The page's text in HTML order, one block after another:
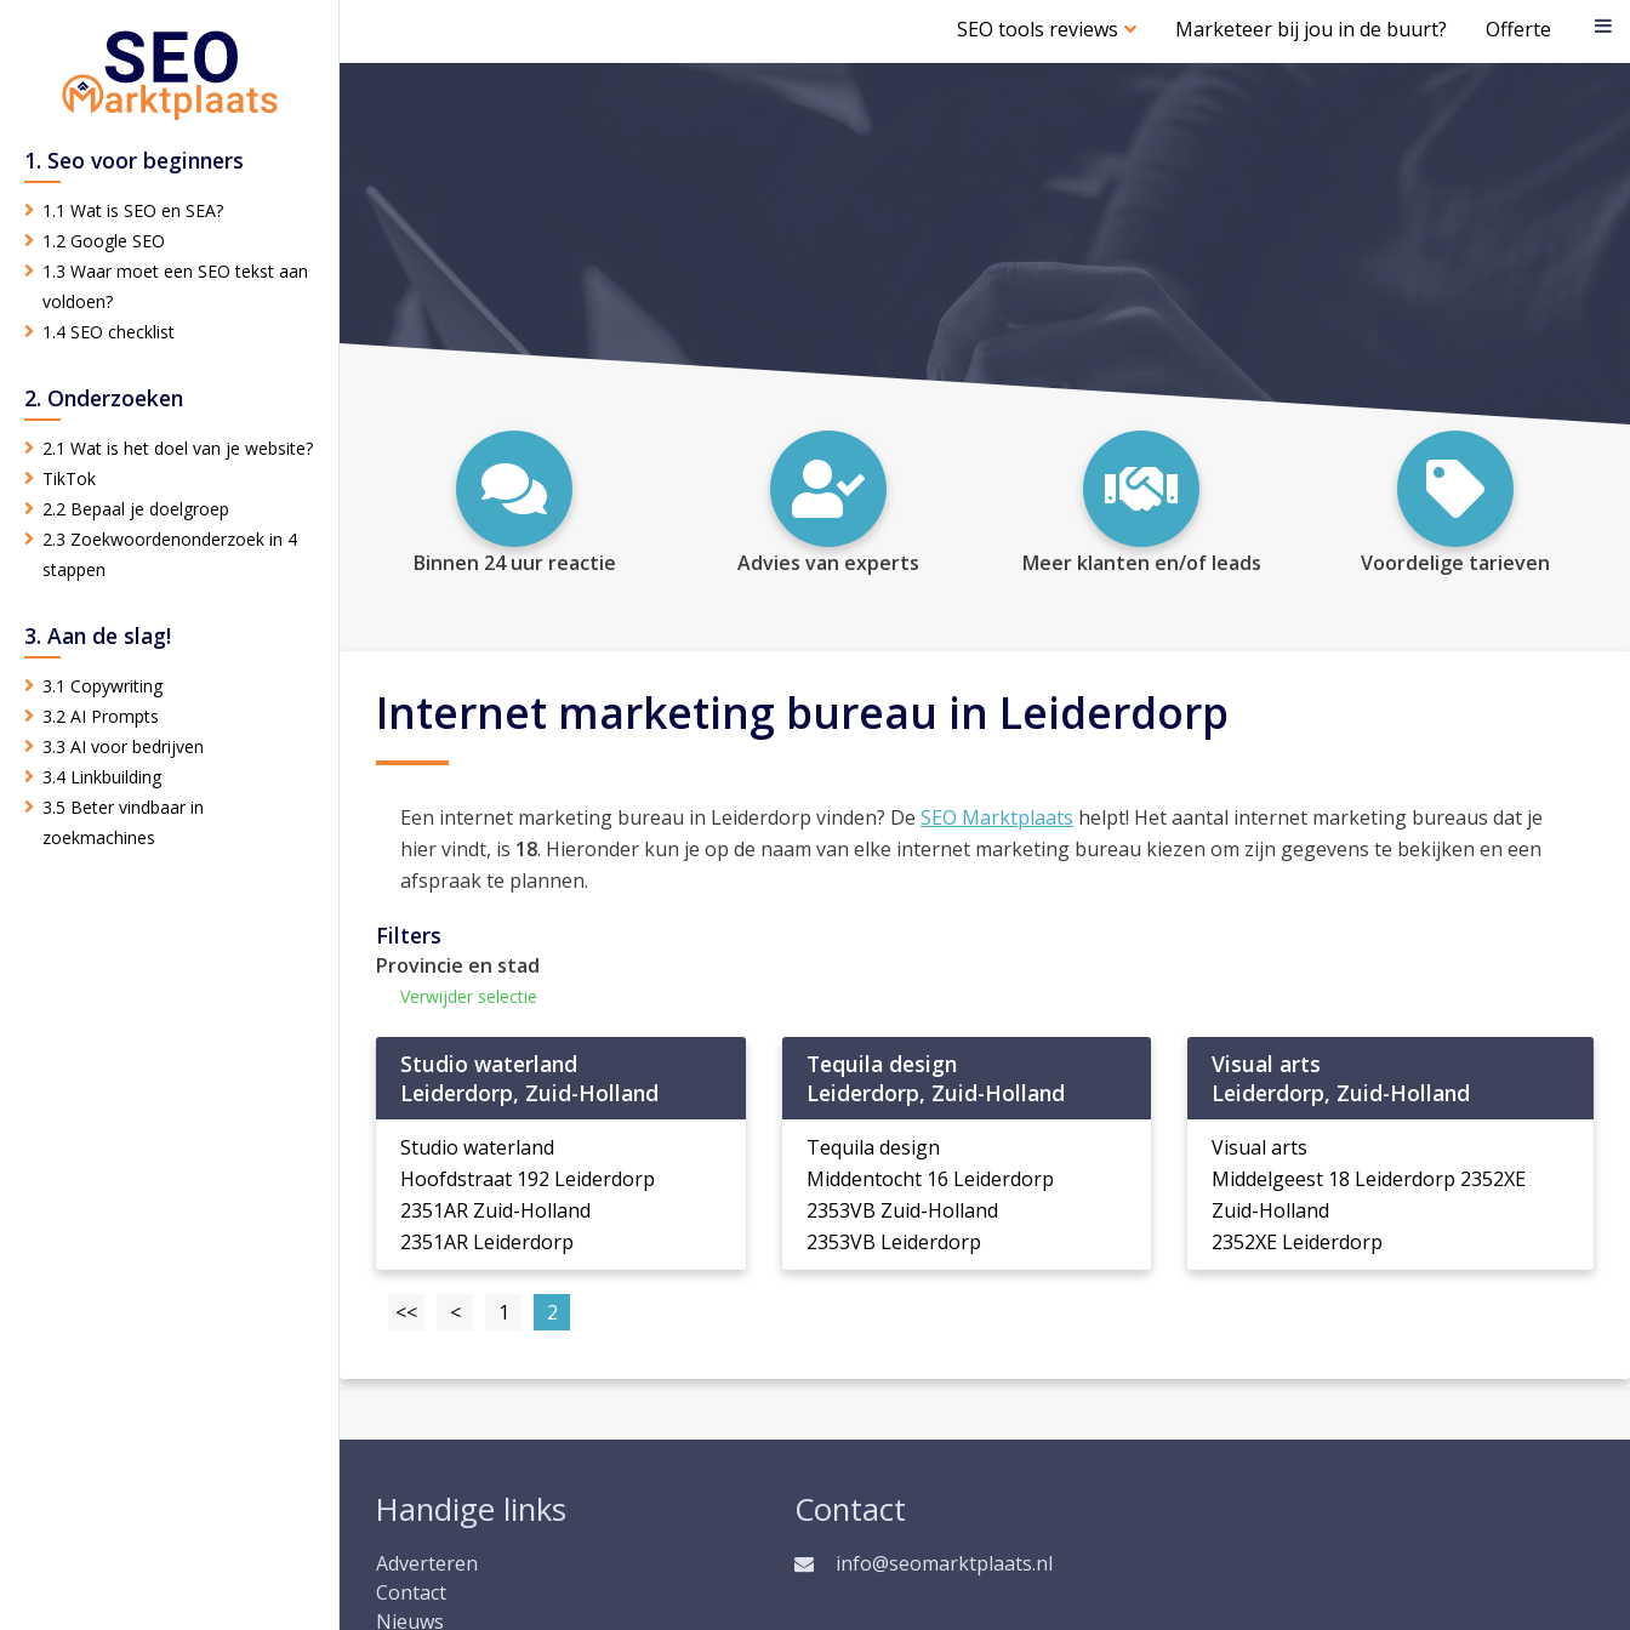
SEO tools reviews Marketeer bij jou in de buurt? Offerte
1. Seo voor beginners
1.1 Wat is SEO en SEA?
1.2 Google SEO
1.3 Waar moet een SEO tekst aan
voldoen?
1.4 SEO checklist
2. Onderzoeken
2.1 Wat is het doel van je website?
TikTok
2.2 Bepaal je doelgroep
2.3 Zoekwoordenonderzoek in 4
stappen
3. Aan de slag!
3.1 Copywriting
3.2 AI Prompts
3.3 AI voor bedrijven
3.4 Linkbuilding
3.5 Beter vindbaar in
zoekmachines
Binnen 24 uur reactie Advies van experts Meer klanten en/of leads Voordelige tarieven
Internet marketing bureau in Leiderdorp
Een internet marketing bureau in Leiderdorp vinden? De SEO Marktplaats helpt! Het aantal internet marketing bureaus dat je
hier vindt, is 18. Hieronder kun je op de naam van elke internet marketing bureau kiezen om zijn gegevens te bekijken en een
afspraak te plannen.
Filters
Provincie en stad
Verwijder selectie
Studio waterland
Leiderdorp, Zuid-Holland
Studio waterland
Hoofdstraat 192 Leiderdorp
2351AR Zuid-Holland
2351AR Leiderdorp
Tequila design
Leiderdorp, Zuid-Holland
Tequila design
Middentocht 16 Leiderdorp
2353VB Zuid-Holland
2353VB Leiderdorp
Visual arts
Leiderdorp, Zuid-Holland
Visual arts
Middelgeest 18 Leiderdorp 2352XE
Zuid-Holland
2352XE Leiderdorp
<< < 1 2
Handige links
Adverteren
Contact
Nieuws
Contact
info@seomarktplaats.nl